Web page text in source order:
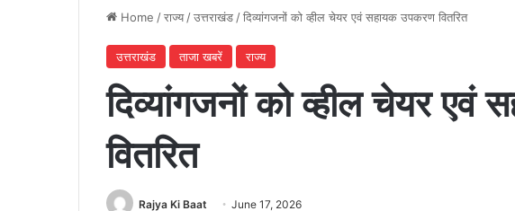
Home /राज्य /उत्तराखंड /दिव्यांगजनों को व्हील चेयर एवं सहायक उपकरण वितरित
उत्तराखंड ताजा खबरें राज्य
दिव्यांगजनों को व्हील चेयर
वितरित
Rajya Ki Baat June 17, 2026